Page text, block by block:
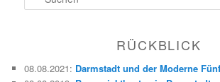
u
RÜCKBLICK
08.08.2021: Darmstadt und der Moderne